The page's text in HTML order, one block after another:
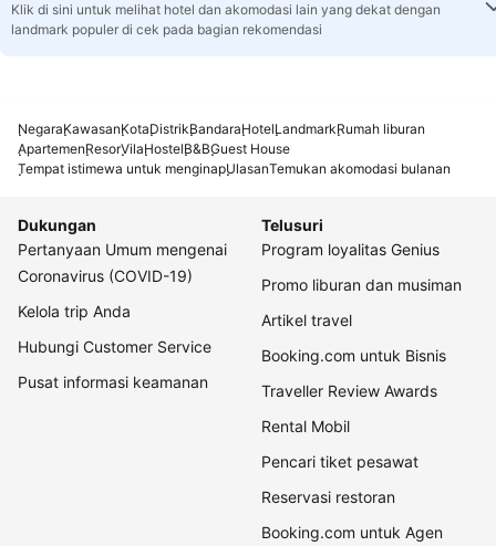
Klik di sini untuk melihat hotel dan akomodasi lain yang dekat dengan
landmark populer di cek pada bagian rekomendasi
NegaraKawasanKotaDistrikBandaraHotelLandmarkRumah liburan
ApartemenResorVilaHostelB&BGuest House
Tempat istimewa untuk menginapUlasanTemukan akomodasi bulanan
Dukungan
Pertanyaan Umum mengenai
Coronavirus (COVID-19)
Kelola trip Anda
Hubungi Customer Service
Pusat informasi keamanan
Telusuri
Program loyalitas Genius
Promo liburan dan musiman
Artikel travel
Booking.com untuk Bisnis
Traveller Review Awards
Rental Mobil
Pencari tiket pesawat
Reservasi restoran
Booking.com untuk Agen